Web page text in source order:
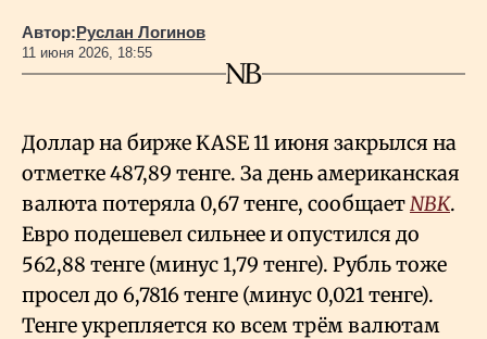
Люди
О нас
Все новости
Автор:Руслан Логинов
11 июня 2026, 18:55
Доллар на бирже KASE 11 июня закрылся на
отметке 487,89 тенге. За день американская
валюта потеряла 0,67 тенге, сообщаетNBK.
Евро подешевел сильнее и опустился до
562,88 тенге (минус 1,79 тенге). Рубль тоже
просел до 6,7816 тенге (минус 0,021 тенге).
Тенге укрепляется ко всем трём валютам